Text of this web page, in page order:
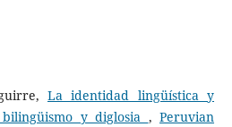
La identidad lingüística y
y diglosia ,Peruvian